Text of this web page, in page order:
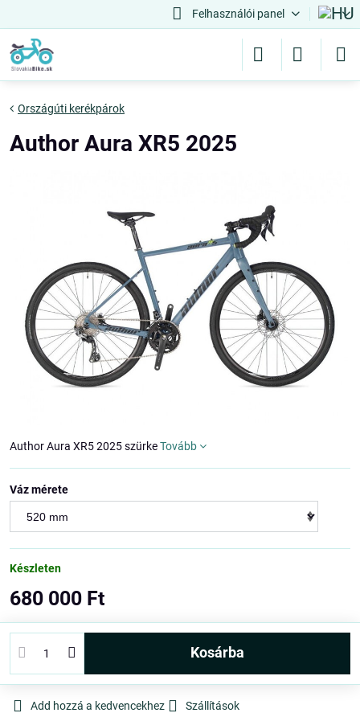
Felhasználói panel
Országúti kerékpárok
Author Aura XR5 2025
Author Aura XR5 2025 szürkeTovább
Váz mérete
Készleten
680 000 Ft
kosárba
Add hozzá a kedvencekhez Szállítások